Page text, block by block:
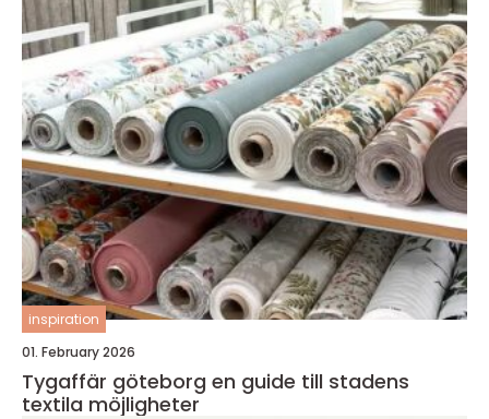
inspiration
01. February 2026
Tygaffär göteborg en guide till stadens
textila möjligheter